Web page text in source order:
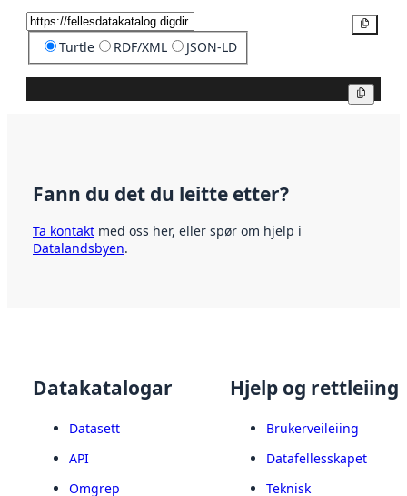
Turtle RDF/XML JSON-LD
Fann du det du leitte etter?
Ta kontakt med oss her, eller spør om hjelp i
Datalandsbyen.
Datakatalogar
Datasett
API
Omgrep
Hjelp og rettleiing
Brukerveileiing
Datafellesskapet
Teknisk